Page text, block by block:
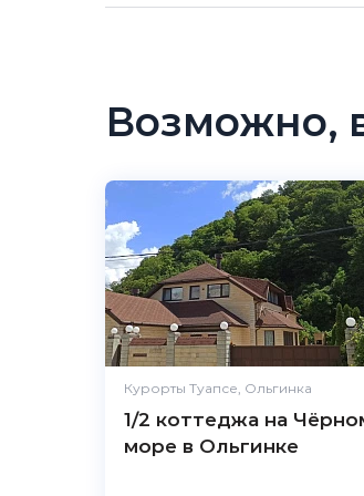
Возможно,
Курорты Туапсе, Ольгинка
1/2 коттеджа на
море в Ольгинке